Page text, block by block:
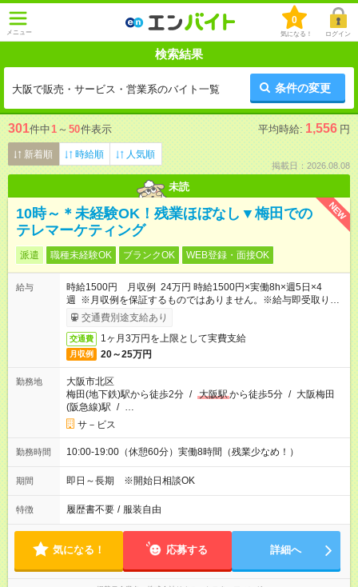
メニュー
0
気になる！ ログイン
検索結果
大阪で販売・サービス・営業系のバイト一覧 条件の変更
301件中1 ～ 50件表示 平均時給: 1,556 円
新着順 時給順 人気順
掲載日：2026.08.08
未読
NEW
10時～＊未経験OK！残業ほぼなし▼梅田での
テレマーケティング
派遣 職種未経験OK ブランクOK WEB登録・面接OK
給与
時給1500円 月収例 24万円 時給1500円×実働8h×週5日×4
週 ※月収例を保証するものではありません。※給与即受取りサ
ービス利用可（利用条件有）
交通費別途支給あり
交通費 1ヶ月3万円を上限として実費支給
月収例 20～25万円
勤務地
大阪市北区
梅田(地下鉄)駅から徒歩2分 / 大阪駅から徒歩5分 / 大阪梅田
(阪急線)駅 / …
サ－ビス
勤務時間 10:00-19:00（休憩60分）実働8時間（残業少なめ！）
期間 即日～長期 ※開始日相談OK
特徴 履歴書不要 / 服装自由
気になる！ 応募する 詳細へ